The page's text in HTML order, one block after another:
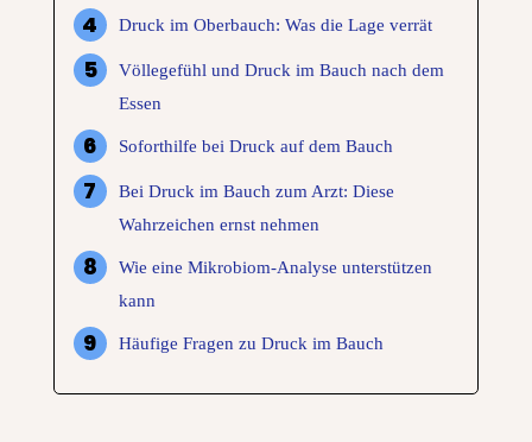
Druck im Oberbauch: Was die Lage verrät
Völlegefühl und Druck im Bauch nach dem
Essen
Soforthilfe bei Druck auf dem Bauch
Bei Druck im Bauch zum Arzt: Diese
Wahrzeichen ernst nehmen
Wie eine Mikrobiom-Analyse unterstützen
kann
Häufige Fragen zu Druck im Bauch